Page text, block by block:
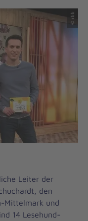
© rbb
Leiter der
den
Mittelmark und
14 Lesehund-